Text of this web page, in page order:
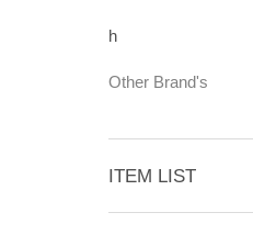
h
Other Brand's
ITEM LIST